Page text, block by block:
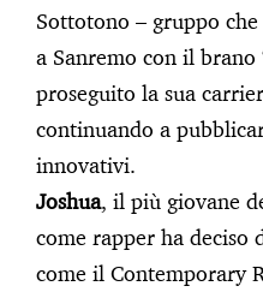
Sottotono – gruppo
a Sanremo con il brano
proseguito la sua
continuando a
innovativi.
Joshua, il più giovane
come rapper ha
come il Contemporary